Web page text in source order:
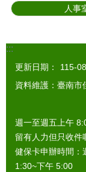
人事
:::
更新日期：
115-
資料維護：臺南市
週一至週五上午
留有人力但只收件
健保卡申辦時間：
1:30~下午 5:00